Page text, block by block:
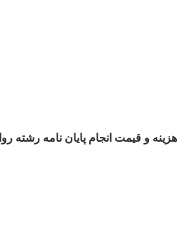
هزینه و قیمت انجام پایان نامه رشته